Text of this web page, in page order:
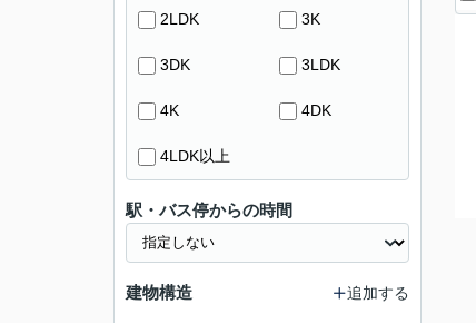
2LDK 3K
3DK 3LDK
4K 4DK
4LDK以上
駅・バス停からの時間
建物構造 追加する